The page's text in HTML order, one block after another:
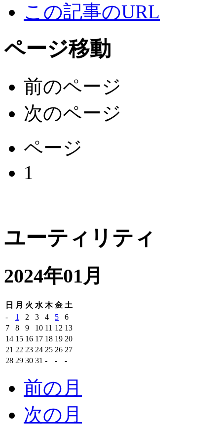
この記事のURL
ページ移動
前のページ
次のページ
ページ
1
ユーティリティ
2024年01月
日 月 火 水 木 金 土
-
1 2 3 4 5
6
7
8 9 10 11 12 13
14 15 16 17 18 19 20
21 22 23 24 25 26 27
28 29 30 31 - - -
前の月
次の月